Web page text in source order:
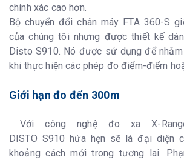
chính xác cao hơn.
Bộ chuyển đổi chân máy FTA 360-S
của chúng tôi nhưng được thiết kế
Disto S910. Nó được sử dụng để
khi thực hiện các phép đo điểm-điểm
Giới hạn đo đến 300m
Với công nghệ đo xa X-
DISTO S910 hứa hẹn sẽ là đại diện
khoảng cách mới trong tương lai.